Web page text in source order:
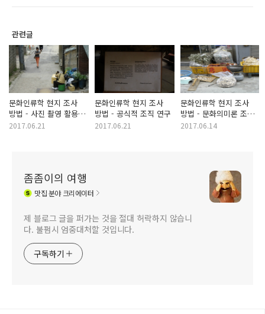
관련글
문화인류학 현지 조사
방법 - 사진 촬영 활용
조사 방법
2017.06.21
문화인류학 현지 조사
방법 - 공식적 조직 연구
2017.06.21
문화인류학 현지 조사
방법 - 문화의미론 조사
연구 Ethnosemantic
2017.06.14
좀좀이의 여행
맛집분야 크리에이터
제 블로그 글을 퍼가는 것을 절대 허락하지 않습니
다. 불펌시 엄중대처할 것입니다.
구독하기